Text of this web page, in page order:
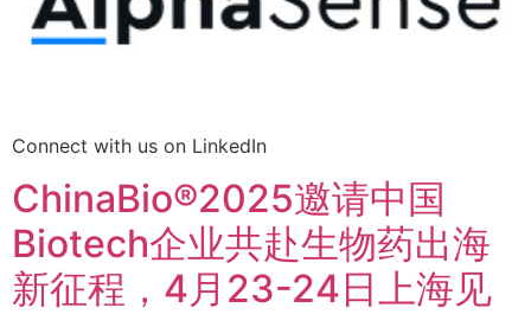
Connect with us on LinkedIn
ChinaBio®2025邀请中国
Biotech企业共赴生物药出海
新征程，4月23-24日上海见